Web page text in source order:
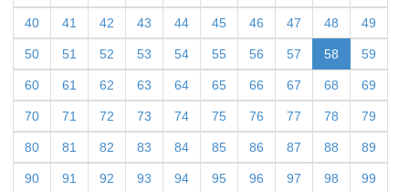
40 41 42 43 44 45 46 47 48 49
50 51 52 53 54 55 56 57 58 59
60 61 62 63 64 65 66 67 68 69
70 71 72 73 74 75 76 77 78 79
80 81 82 83 84 85 86 87 88 89
90 91 92 93 94 95 96 97 98 99